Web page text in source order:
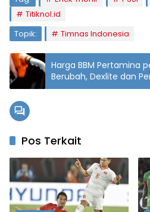
Titiknol.id
Topik:
Timnas Indonesia
Harga BBM Pertamina
Berubah, Dexlite dan
Drastis
Pos Terkait